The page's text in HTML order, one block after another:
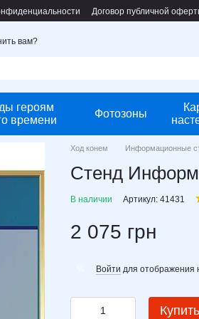
Договор публичной
вам?
героям
времени
Фотозоны
Ход конем Информационные
Стенд
В наличии Артикул: 41431
2 075 грн
Войти для отображения
Купить